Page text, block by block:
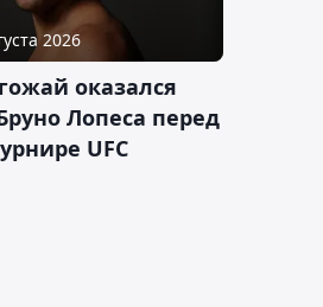
2026
оказался
Лопеса перед
UFC